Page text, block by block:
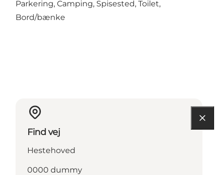
Parkering, Camping, Spisested, Toilet,
Bord/bænke
Find vej
Hestehoved
0000 dummy